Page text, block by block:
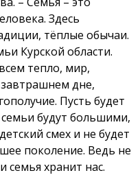
Здесь
тёплые обычаи.
Курской области.
тепло, мир,
дне,
Пусть будет
будут большими,
смех и не будет
поколение. Ведь не
хранит нас.